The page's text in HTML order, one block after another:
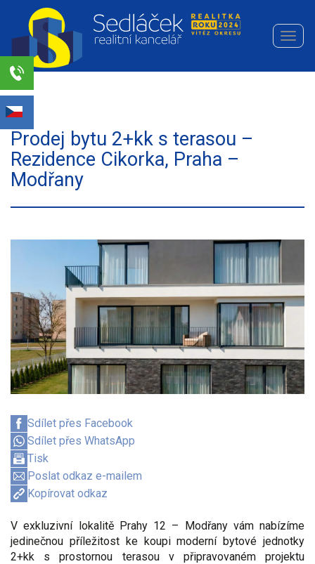
Realitní
kancelář
Sedláček
s.r.o.
Prodej bytu 2+kk s terasou –
Rezidence Cikorka, Praha –
Modřany
Sdílet přes Facebook
Sdílet přes WhatsApp
Tisk
Poslat odkaz e-mailem
Kopírovat odkaz
V exkluzivní lokalitě Prahy 12 – Modřany vám nabízíme
jedinečnou příležitost ke koupi moderní bytové jednotky
2+kk s prostornou terasou v připravovaném projektu